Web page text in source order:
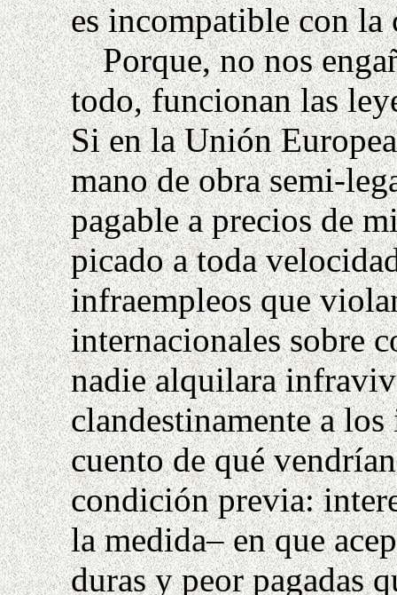
es incompatible con
Porque, no nos
todo, funcionan las
Si en la Unión
mano de obra semi-
pagable a precios de
picado a toda
infraempleos que
internacionales sobre
nadie alquilara
clandestinamente a
cuento de qué
condición previa:
la medida– en que
duras y peor pagadas